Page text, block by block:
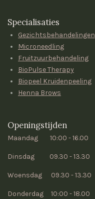
Specialisaties
Gezichtsbehandelingen
Microneedling
Fruitzuurbehandeling
BioPulse Therapy
Biopeel Kruidenpeeling
Henna Brows
Openingstijden
Maandag 10:00 - 16.00
Dinsdag 09.30 - 13.30
Woensdag 09.30 - 13.30
Donderdag 10:00 - 18.00